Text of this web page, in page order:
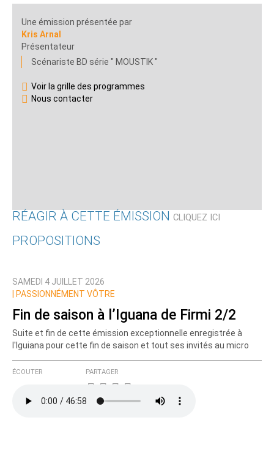
Une émission présentée par
Kris Arnal
Présentateur
Scénariste BD série " MOUSTIK "
Voir la grille des programmes
Nous contacter
RÉAGIR À CETTE ÉMISSION CLIQUEZ ICI
Nom
Courriel (non publié)
Ajoutez votre commentaire ici
PROPOSITIONS
SAMEDI 4 JUILLET 2026
PASSIONNÉMENT VÔTRE
Fin de saison à l’Iguana de Firmi 2/2
Suite et fin de cette émission exceptionnelle enregistrée à
l'Iguiana pour cette fin de saison et tout ses invités au micro
ÉCOUTER PARTAGER